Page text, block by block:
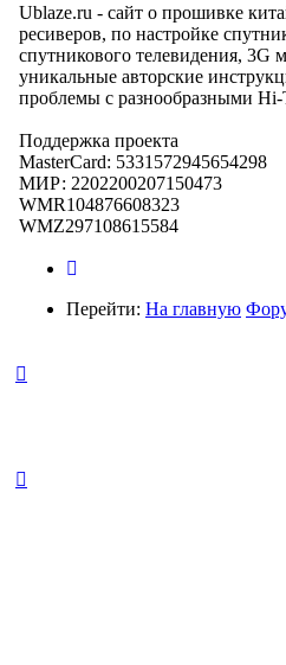
Ublaze.ru - сайт о прошивке
ресиверов, по настройке
спутникового телевидения, 3G
уникальные авторские
проблемы с разнообразными Hi-
Поддержка проекта
MasterCard: 5331572945654298
МИР: 2202200207150473
WMR104876608323
WMZ297108615584
Перейти: На главную